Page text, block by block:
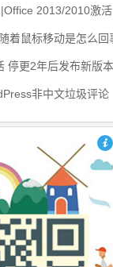
激活工具HEU_KMS_Activator_v7.8.8
着鼠标移动是怎么回
停更2年后发布新版本
非中文垃圾评论